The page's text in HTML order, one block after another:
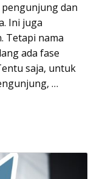
dan
Ini juga
Tetapi nama
ada fase
saja, untuk
…